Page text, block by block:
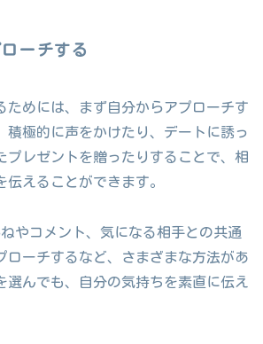
ーチする
ためには、まず自分からアプローチす
積極的に声をかけたり、デートに誘っ
プレゼントを贈ったりすることで、相
伝えることができます。
ねやコメント、気になる相手との共通
ローチするなど、さまざまな方法があ
選んでも、自分の気持ちを素直に伝え